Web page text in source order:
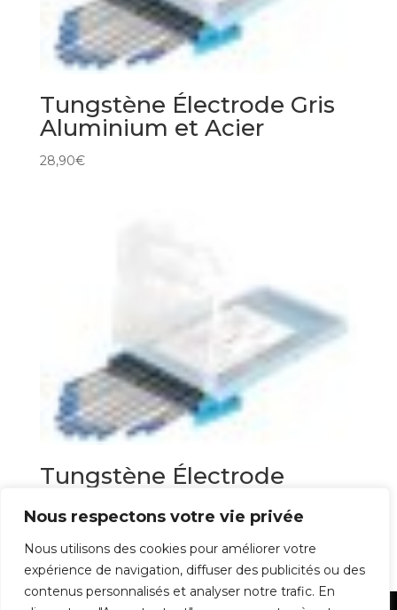
Nous respectons votre vie privée
Nous utilisons des cookies pour améliorer votre
expérience de navigation, diffuser des publicités ou des
contenus personnalisés et analyser notre trafic. En
Tungstène Électrode Gris
Aluminium et Acier
28,90€
Tungstène Électrode